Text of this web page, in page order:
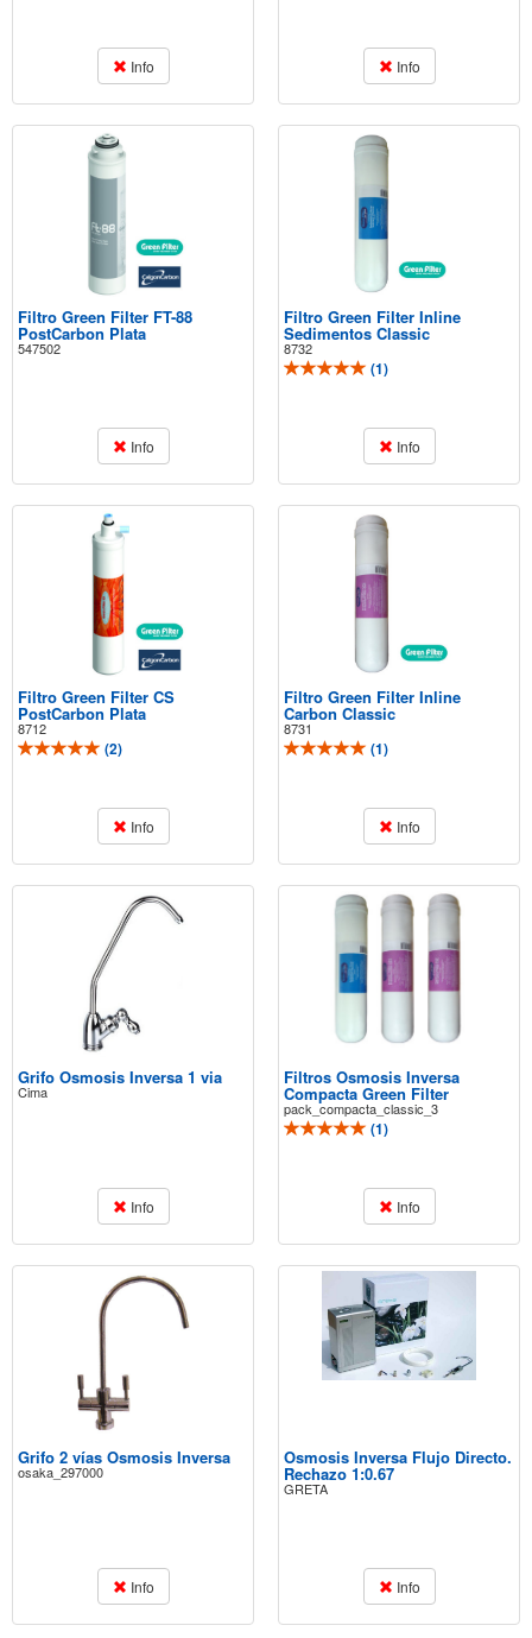
Info Info
Filtro Green Filter FT-88
PostCarbon Plata
547502
Info
Filtro Green Filter Inline
Sedimentos Classic
8732
(1)
Info
Filtro Green Filter CS
PostCarbon Plata
8712
(2)
Info
Filtro Green Filter Inline
Carbon Classic
8731
(1)
Info
Grifo Osmosis Inversa 1 via
Cima
Info
Filtros Osmosis Inversa
Compacta Green Filter
pack_compacta_classic_3
(1)
Info
Grifo 2 vías Osmosis Inversa
osaka_297000
Info
Osmosis Inversa Flujo Directo.
Rechazo 1:0.67
GRETA
Info